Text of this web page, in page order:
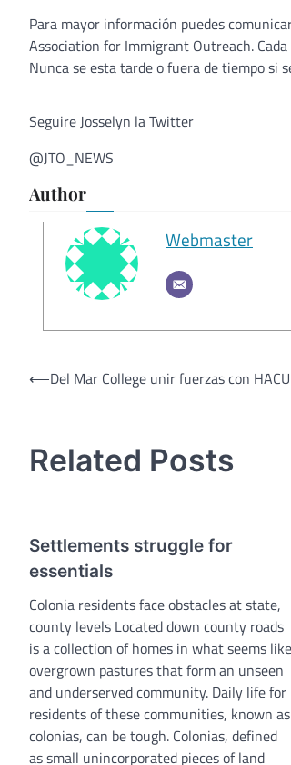
Para mayor información puedes
Association for Immigrant Outreach.
Nunca se esta tarde o fuera de tiempo si
Seguire Josselyn la Twitter
@JTO_NEWS
Author
Webmaster
Post
⟵Del Mar College unir fuerzas con HACU
Related Posts
Settlements struggle for
essentials
Colonia residents face obstacles at state,
county levels Located down county roads
is a collection of homes in what seems like
overgrown pastures that form an unseen
and underserved community. Daily life for
residents of these communities, known as
colonias, can be tough. Colonias, defined
as small unincorporated pieces of land